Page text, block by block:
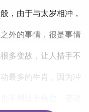
，由于与太岁相冲，
外的事情，很是事情
多变故，让人措手不
最多的生肖，因为冲